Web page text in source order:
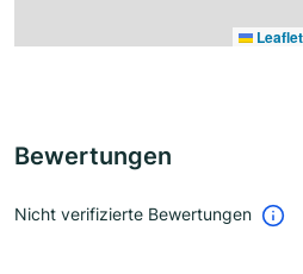
Leaflet
Bewertungen
Nicht verifizierte Bewertungen